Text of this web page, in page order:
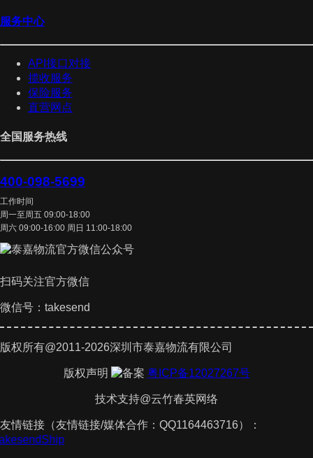
服务中心
API接口对接
揽收服务
保险服务
直营网点
全国服务热线
400-098-5699
工作时间
周一至周五 09:00-18:00
周六 09:00-16:00 周日 11:00-18:00
扫码关注官方微信
微信号：takesend
版权所有@2011-2026深圳市泰嘉物流有限公司
版权声明 粤ICP备12027267号
技术支持@云竹春英网络
友情链接（友情链接/媒体合作：QQ1164463716）：
TakesendShip